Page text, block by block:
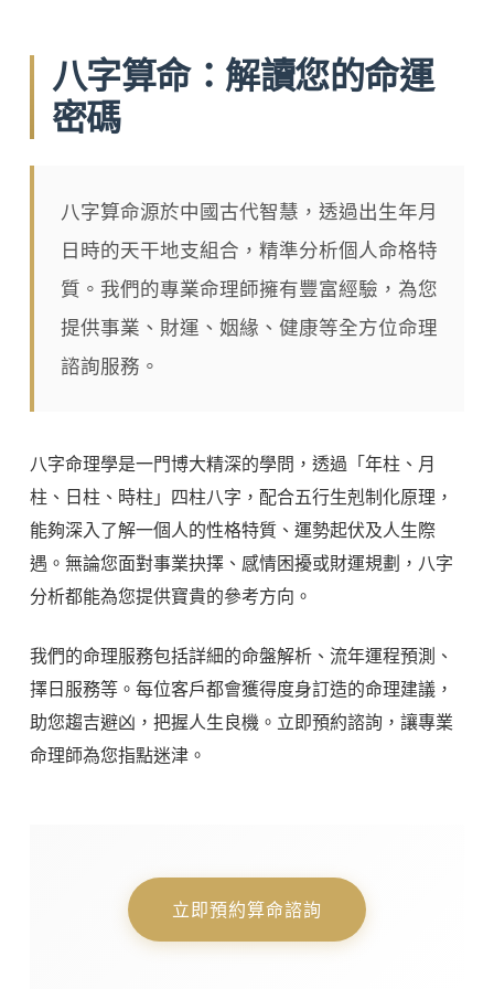
八字算命：解讀您的命運
密碼
八字算命源於中國古代智慧，透過出生年月
日時的天干地支組合，精準分析個人命格特
質。我們的專業命理師擁有豐富經驗，為您
提供事業、財運、姻緣、健康等全方位命理
諮詢服務。
八字命理學是一門博大精深的學問，透過「年柱、月
柱、日柱、時柱」四柱八字，配合五行生剋制化原理，
能夠深入了解一個人的性格特質、運勢起伏及人生際
遇。無論您面對事業抉擇、感情困擾或財運規劃，八字
分析都能為您提供寶貴的參考方向。
我們的命理服務包括詳細的命盤解析、流年運程預測、
擇日服務等。每位客戶都會獲得度身訂造的命理建議，
助您趨吉避凶，把握人生良機。立即預約諮詢，讓專業
命理師為您指點迷津。
立即預約算命諮詢